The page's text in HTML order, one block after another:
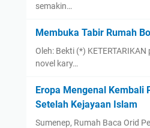
semakin…
Membuka Tabir Rumah
Oleh: Bekti (*)
novel kary…
Eropa Mengenal Kembali
Setelah Kejayaan Islam
Sumenep, Rumah Baca Orid